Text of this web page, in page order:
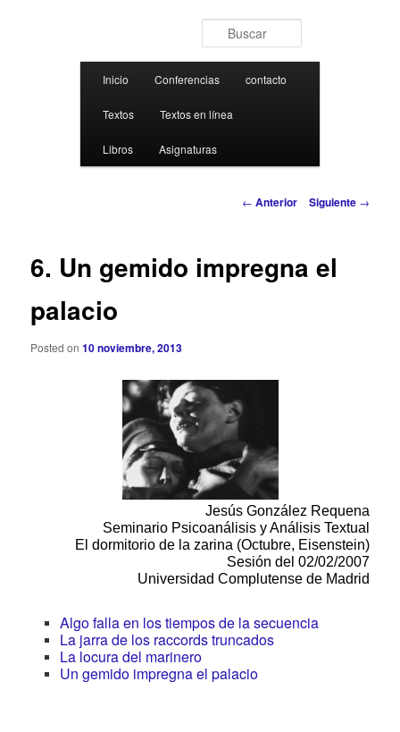
Buscar
Inicio Conferencias contacto
Textos Textos en línea
Libros Asignaturas
Navegación de entradas
← Anterior Siguiente →
6. Un gemido impregna el
palacio
Posted on10 noviembre, 2013
Jesús González Requena
Seminario Psicoanálisis y Análisis Textual
El dormitorio de la zarina (Octubre, Eisenstein)
Sesión del 02/02/2007
Universidad Complutense de Madrid
Algo falla en los tiempos de la secuencia
La jarra de los raccords truncados
La locura del marinero
Un gemido impregna el palacio